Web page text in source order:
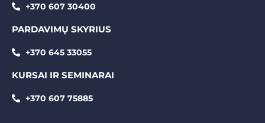
+370 607 30400
PARDAVIMŲ SKYRIUS
+370 645 33055
KURSAI IR SEMINARAI
+370 607 75885